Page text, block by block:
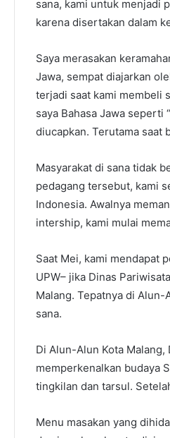
sana, kami untuk menjadi
karena disertakan dalam
Saya merasakan
Jawa, sempat diajarkan
terjadi saat kami membeli
saya Bahasa Jawa seperti
diucapkan. Terutama saat
Masyarakat di sana tidak
pedagang tersebut, kami
Indonesia. Awalnya
intership, kami mulai
Saat Mei, kami mendapat
UPW– jika Dinas
Malang. Tepatnya di
sana.
Di Alun-Alun Kota
memperkenalkan budaya
tingkilan dan tarsul.
Menu masakan yang